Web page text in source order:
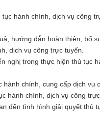
hành chính, dịch vụ công
hướng dẫn hoàn thiện, bổ
dịch vụ công trực tuyến.
nghị trong thực hiện thủ tục
chính, cung cấp dịch vụ
hành chính, dịch vụ công trực
đến tình hình giải quyết thủ